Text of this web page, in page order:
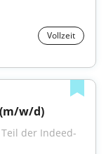
Vollzeit
w/d)
der Indeed-